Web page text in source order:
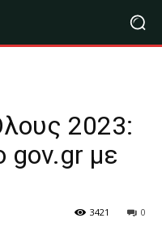
2023:
gov.gr με
0
3421